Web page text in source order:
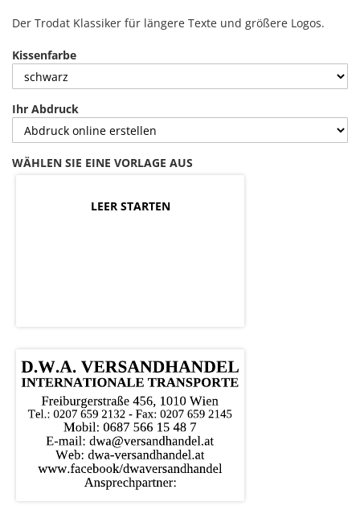
Der Trodat Klassiker für längere Texte und größere Logos.
Kissenfarbe
Ihr Abdruck
WÄHLEN SIE EINE VORLAGE AUS
LEER STARTEN